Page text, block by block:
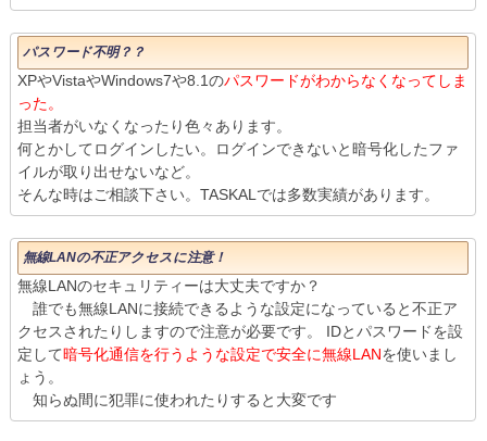
パスワード不明？？
XPやVistaやWindows7や8.1のパスワードがわからなくなってしま
った。
担当者がいなくなったり色々あります。
何とかしてログインしたい。ログインできないと暗号化したファ
イルが取り出せないなど。
そんな時はご相談下さい。TASKALでは多数実績があります。
無線LANの不正アクセスに注意！
無線LANのセキュリティーは大丈夫ですか？
誰でも無線LANに接続できるような設定になっていると不正ア
クセスされたりしますので注意が必要です。 IDとパスワードを設
定して暗号化通信を行うような設定で安全に無線LANを使いまし
ょう。
知らぬ間に犯罪に使われたりすると大変です